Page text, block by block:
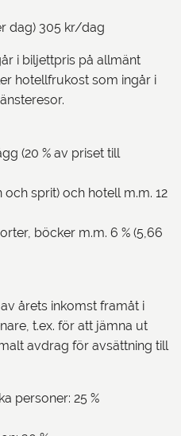
dag) 305 kr/dag
i biljettpris på allmänt
hotellfrukost som ingår i
(20 % av priset till
och sprit) och hotell m.m. 12
böcker m.m. 6 % (5,66
årets inkomst framåt i
t.ex. för att jämna ut
avdrag för avsättning till
personer: 25 %